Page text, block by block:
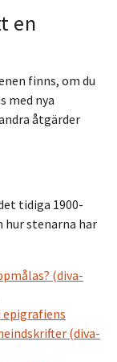
en
finns, om du
med nya
åtgärder
tidiga 1900-
hur stenarna har
(diva-
(diva-